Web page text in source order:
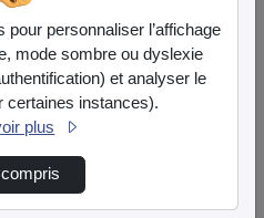
…
Lire
personnaliser l’affichage
mode sombre ou dyslexie
et analyser le
certaines instances).
plus
compris